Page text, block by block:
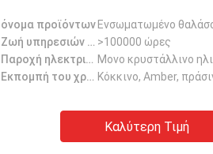
όνομα προϊόντων Ενσωματωμένο
Ζωή υπηρεσιών πηγής φωτός >100000 ώρες
Παροχή ηλεκτρικού ρεύματος Μονο κρυστάλλινο
Εκπομπή του χρώματος Κόκκινο, Amber,
Καλύτερη Τιμή